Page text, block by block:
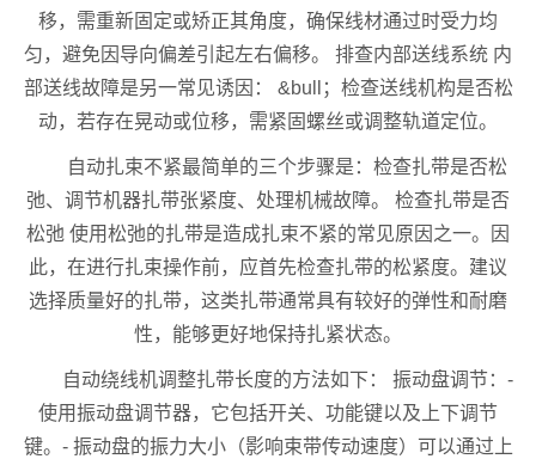
移，需重新固定或矫正其角度，确保线材通过时受力均
匀，避免因导向偏差引起左右偏移。 排查内部送线系统 内
部送线故障是另一常见诱因： &bull；检查送线机构是否松
动，若存在晃动或位移，需紧固螺丝或调整轨道定位。
自动扎束不紧最简单的三个步骤是：检查扎带是否松
弛、调节机器扎带张紧度、处理机械故障。 检查扎带是否
松弛 使用松弛的扎带是造成扎束不紧的常见原因之一。因
此，在进行扎束操作前，应首先检查扎带的松紧度。建议
选择质量好的扎带，这类扎带通常具有较好的弹性和耐磨
性，能够更好地保持扎紧状态。
自动绕线机调整扎带长度的方法如下： 振动盘调节：-
使用振动盘调节器，它包括开关、功能键以及上下调节
键。- 振动盘的振力大小（影响束带传动速度）可以通过上